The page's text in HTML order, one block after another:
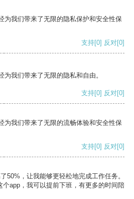
为我们带来了无限的隐私保护和安全性保
支持[0] 反对[0]
我们带来了无限的隐私和自由。
支持[0] 反对[0]
为我们带来了无限的流畅体验和安全性保
支持[0] 反对[0]
50%，让我能够更轻松地完成工作任务。
app，我可以提前下班，有更多的时间陪